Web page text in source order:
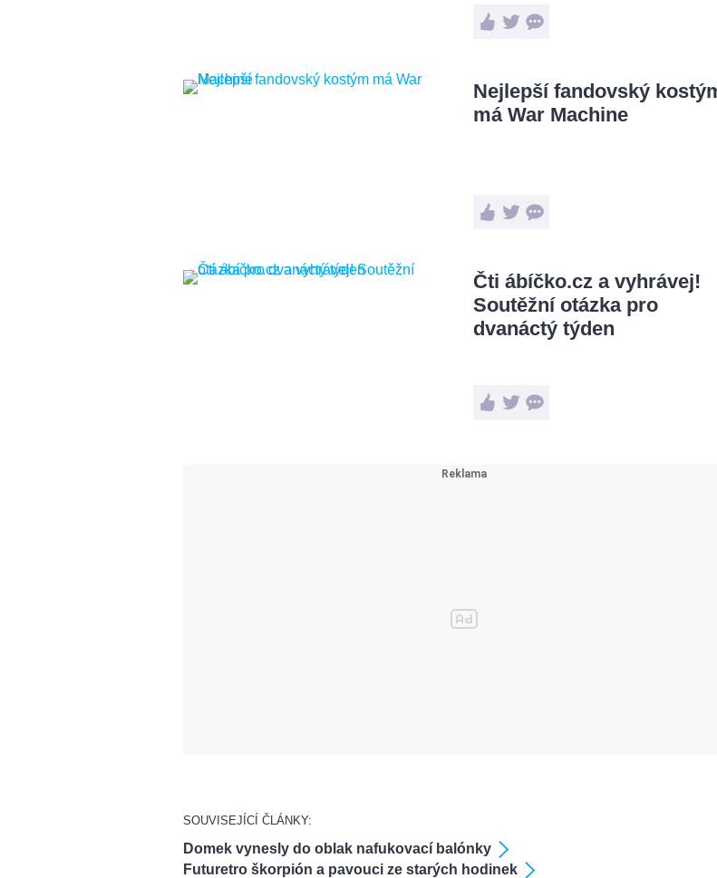
Nejlepší fandovský
má War Machine
Čti ábíčko.cz a vyhrávej!
Soutěžní otázka pro
dvanáctý týden
SOUVISEJÍCÍ ČLÁNKY:
Domek vynesly do oblak nafukovací balónky
Futuretro škorpión a pavouci ze starých hodinek